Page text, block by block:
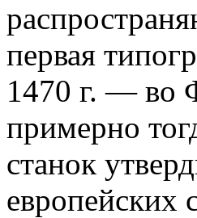
первая
1470 г. — во
примерно
станок
европейских